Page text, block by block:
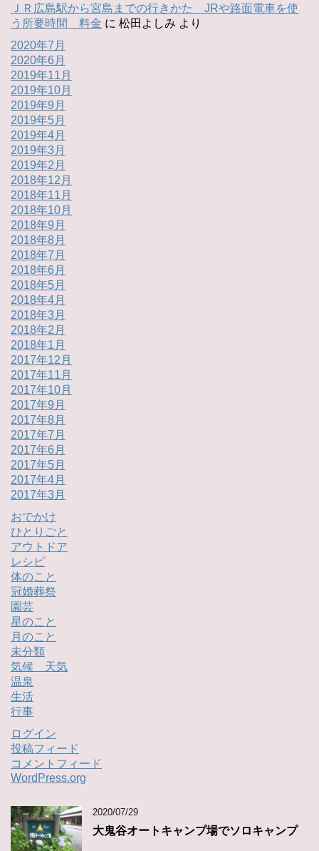
ＪＲ広島駅から宮島までの行きかた JRや路面電車を使
う所要時間 料金 に 松田よしみ より
2020年7月
2020年6月
2019年11月
2019年10月
2019年9月
2019年5月
2019年4月
2019年3月
2019年2月
2018年12月
2018年11月
2018年10月
2018年9月
2018年8月
2018年7月
2018年6月
2018年5月
2018年4月
2018年3月
2018年2月
2018年1月
2017年12月
2017年11月
2017年10月
2017年9月
2017年8月
2017年7月
2017年6月
2017年5月
2017年4月
2017年3月
おでかけ
ひとりごと
アウトドア
レシピ
体のこと
冠婚葬祭
園芸
星のこと
月のこと
未分類
気候 天気
温泉
生活
行事
ログイン
投稿フィード
コメントフィード
WordPress.org
2020/07/29
大鬼谷オートキャンプ場でソロキャンプ